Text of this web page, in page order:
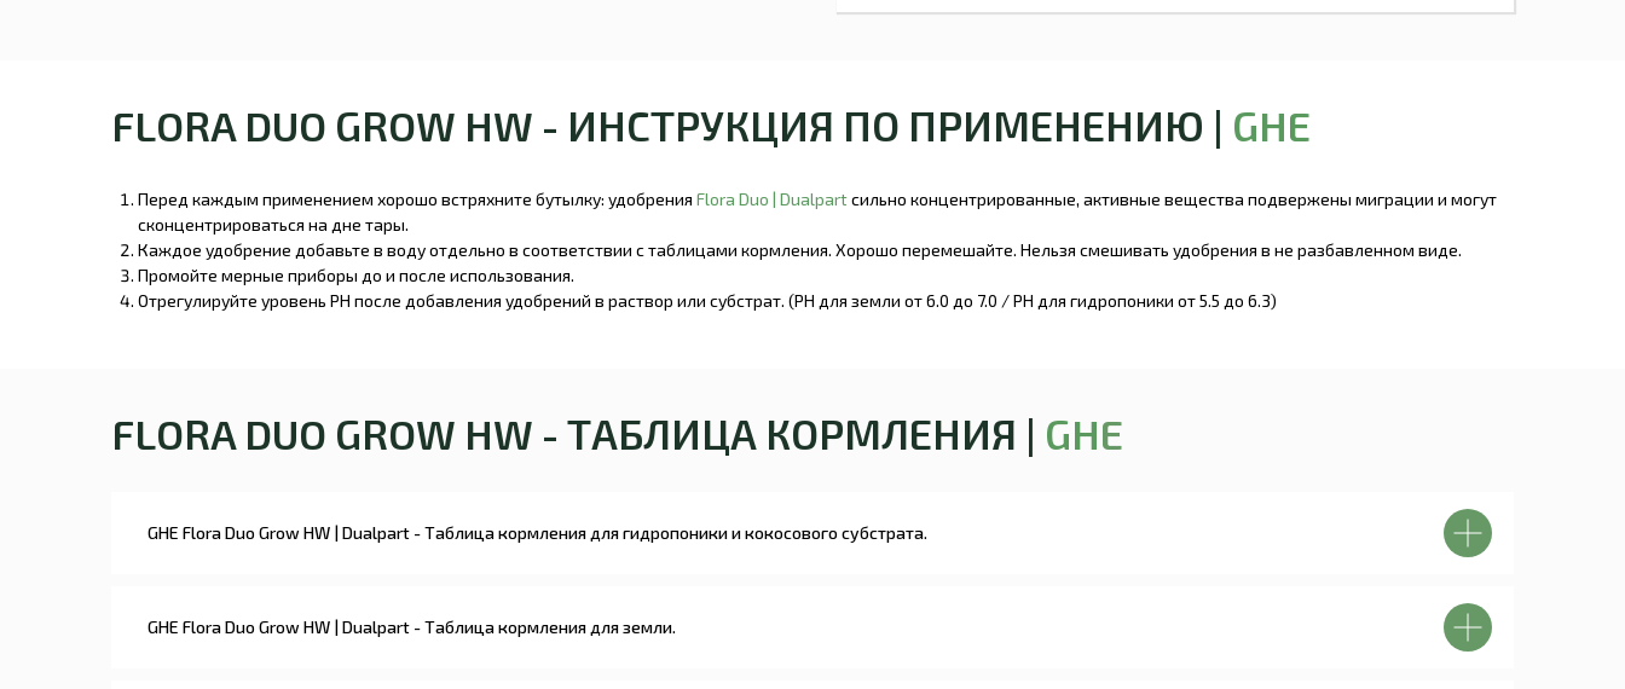
FLORA DUO GROW HW - ИНСТРУКЦИЯ ПО ПРИМЕНЕНИЮ | GHE
Перед каждым применением хорошо встряхните бутылку: удобрения Flora Duo | Dualpartсильно концентрированные, активные вещества подвержены миграции и могут
сконцентрироваться на дне тары.
Каждое удобрение добавьте в воду отдельно в соответствии с таблицами кормления. Хорошо перемешайте. Нельзя смешивать удобрения в не разбавленном виде.
Промойте мерные приборы до и после использования.
Отрегулируйте уровень PH после добавления удобрений в раствор или субстрат. (PH для земли от 6.0 до 7.0 / PH для гидропоники от 5.5 до 6.3)
FLORA DUO GROW HW - ТАБЛИЦА КОРМЛЕНИЯ | GHE
GHE Flora Duo Grow HW | Dualpart - Таблица кормления для гидропоники и кокосового субстрата.
GHE Flora Duo Grow HW | Dualpart - Таблица кормления для земли.